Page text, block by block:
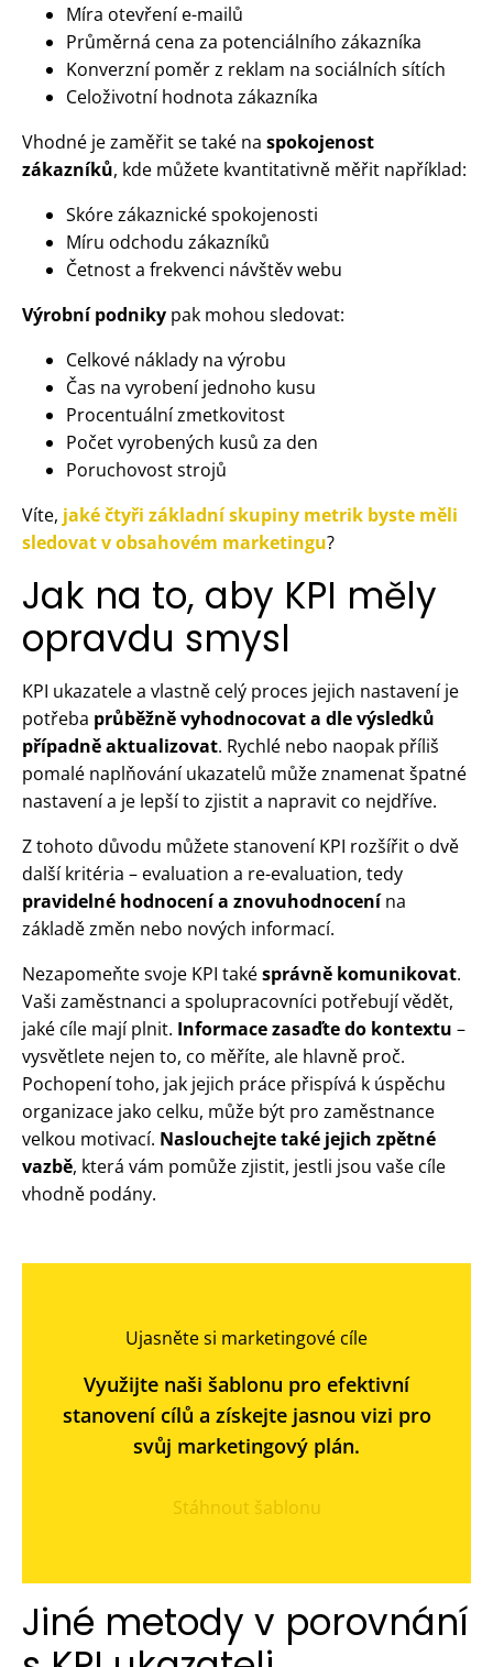
Míra otevření e-mailů
Průměrná cena za potenciálního zákazníka
Konverzní poměr z reklam na sociálních sítích
Celoživotní hodnota zákazníka
Vhodné je zaměřit se také na spokojenost
zákazníků, kde můžete kvantitativně měřit například:
Skóre zákaznické spokojenosti
Míru odchodu zákazníků
Četnost a frekvenci návštěv webu
Výrobní podniky pak mohou sledovat:
Celkové náklady na výrobu
Čas na vyrobení jednoho kusu
Procentuální zmetkovitost
Počet vyrobených kusů za den
Poruchovost strojů
Víte, jaké čtyři základní skupiny metrik byste měli
sledovat v obsahovém marketingu?
Jak na to, aby KPI měly
opravdu smysl
KPI ukazatele a vlastně celý proces jejich nastavení je
potřeba průběžně vyhodnocovat a dle výsledků
případně aktualizovat. Rychlé nebo naopak příliš
pomalé naplňování ukazatelů může znamenat špatné
nastavení a je lepší to zjistit a napravit co nejdříve.
Z tohoto důvodu můžete stanovení KPI rozšířit o dvě
další kritéria – evaluation a re-evaluation, tedy
pravidelné hodnocení a znovuhodnocenína
základě změn nebo nových informací.
Nezapomeňte svoje KPI takésprávně komunikovat.
Vaši zaměstnanci a spolupracovníci potřebují vědět,
jaké cíle mají plnit. Informace zasaďte do kontextu –
vysvětlete nejen to, co měříte, ale hlavně proč.
Pochopení toho, jak jejich práce přispívá k úspěchu
organizace jako celku, může být pro zaměstnance
velkou motivací. Naslouchejte také jejich zpětné
vazbě, která vám pomůže zjistit, jestli jsou vaše cíle
vhodně podány.
Ujasněte si marketingové cíle
Využijte naši šablonu pro efektivní
stanovení cílů a získejte jasnou vizi pro
svůj marketingový plán.
Stáhnout šablonu
Jiné metody v porovnání